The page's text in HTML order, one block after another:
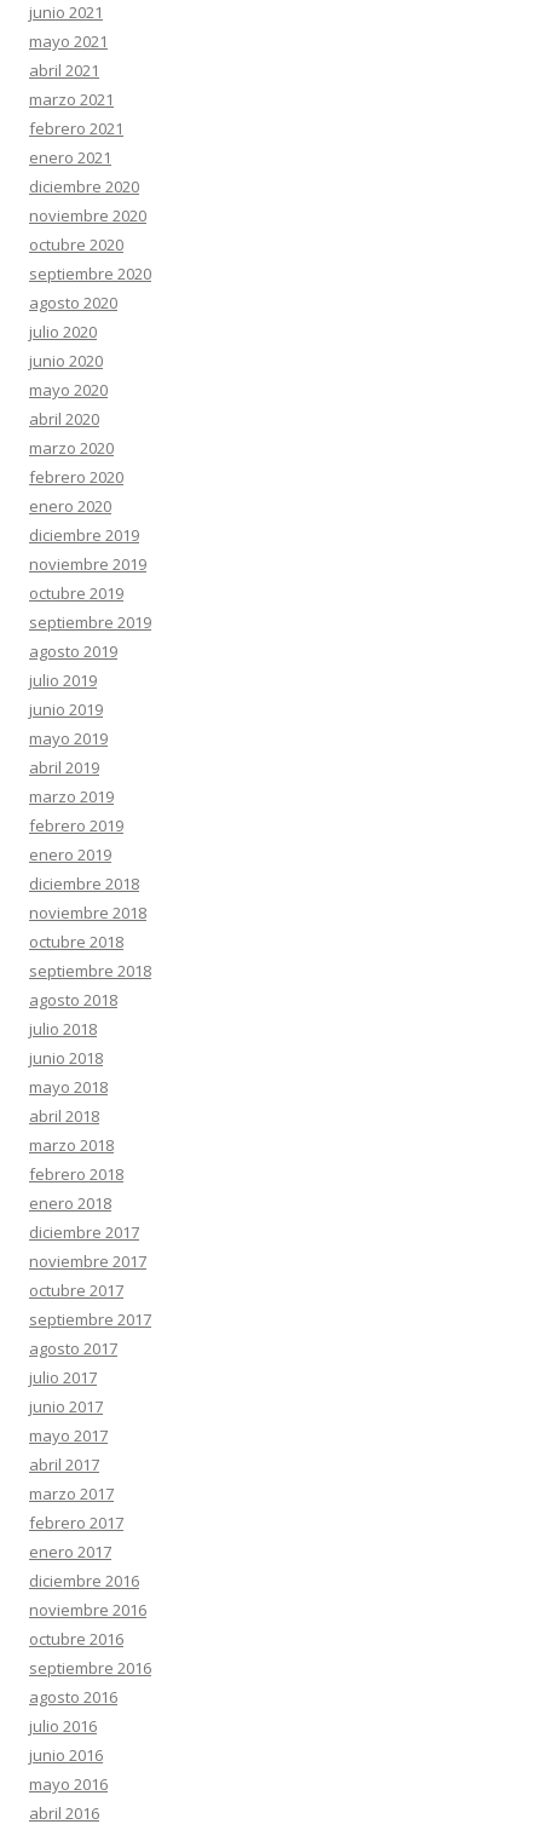
junio 2021
mayo 2021
abril 2021
marzo 2021
febrero 2021
enero 2021
diciembre 2020
noviembre 2020
octubre 2020
septiembre 2020
agosto 2020
julio 2020
junio 2020
mayo 2020
abril 2020
marzo 2020
febrero 2020
enero 2020
diciembre 2019
noviembre 2019
octubre 2019
septiembre 2019
agosto 2019
julio 2019
junio 2019
mayo 2019
abril 2019
marzo 2019
febrero 2019
enero 2019
diciembre 2018
noviembre 2018
octubre 2018
septiembre 2018
agosto 2018
julio 2018
junio 2018
mayo 2018
abril 2018
marzo 2018
febrero 2018
enero 2018
diciembre 2017
noviembre 2017
octubre 2017
septiembre 2017
agosto 2017
julio 2017
junio 2017
mayo 2017
abril 2017
marzo 2017
febrero 2017
enero 2017
diciembre 2016
noviembre 2016
octubre 2016
septiembre 2016
agosto 2016
julio 2016
junio 2016
mayo 2016
abril 2016